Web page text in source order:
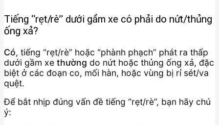
Tiếng “rẹt/rè” dưới gầm xe có phải do nứt/thủng
ống xả?
Có, tiếng “rẹt/rè” hoặc “phành phạch” phát ra thấp
dưới gầm xe thường do nứt hoặc thủng ống xả, đặc
biệt ở các đoạn co, mối hàn, hoặc vùng bị rỉ sét/va
quệt.
Để bắt nhịp đúng vấn đề tiếng “rẹt/rè”, bạn hãy chú
ý: